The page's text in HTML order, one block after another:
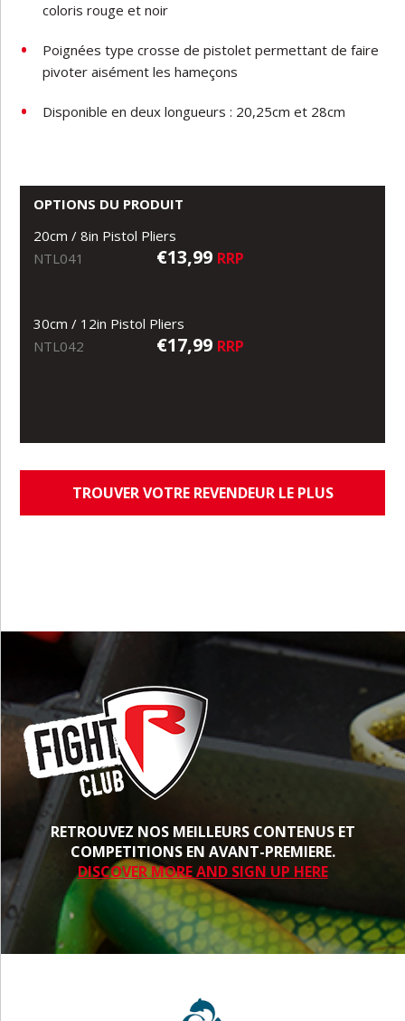
coloris rouge et noir
Poignées type crosse de pistolet permettant de faire
pivoter aisément les hameçons
Disponible en deux longueurs : 20,25cm et 28cm
OPTIONS DU PRODUIT
20cm / 8in Pistol Pliers
NTL041
€13,99 RRP
30cm / 12in Pistol Pliers
NTL042
€17,99 RRP
TROUVER VOTRE REVENDEUR LE PLUS
RETROUVEZ NOS MEILLEURS CONTENUS ET
COMPETITIONS EN AVANT-PREMIERE.
DISCOVER MORE AND SIGN UP HERE